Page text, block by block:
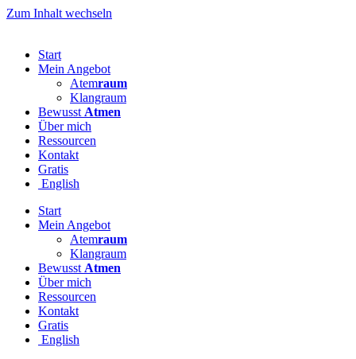
Zum Inhalt wechseln
Start
Mein Angebot
Atemraum
Klangraum
Bewusst Atmen
Über mich
Ressourcen
Kontakt
Gratis
English
Start
Mein Angebot
Atemraum
Klangraum
Bewusst Atmen
Über mich
Ressourcen
Kontakt
Gratis
English